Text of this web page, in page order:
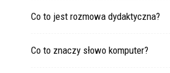
Co to jest rozmowa dydaktyczna?
Co to znaczy słowo komputer?